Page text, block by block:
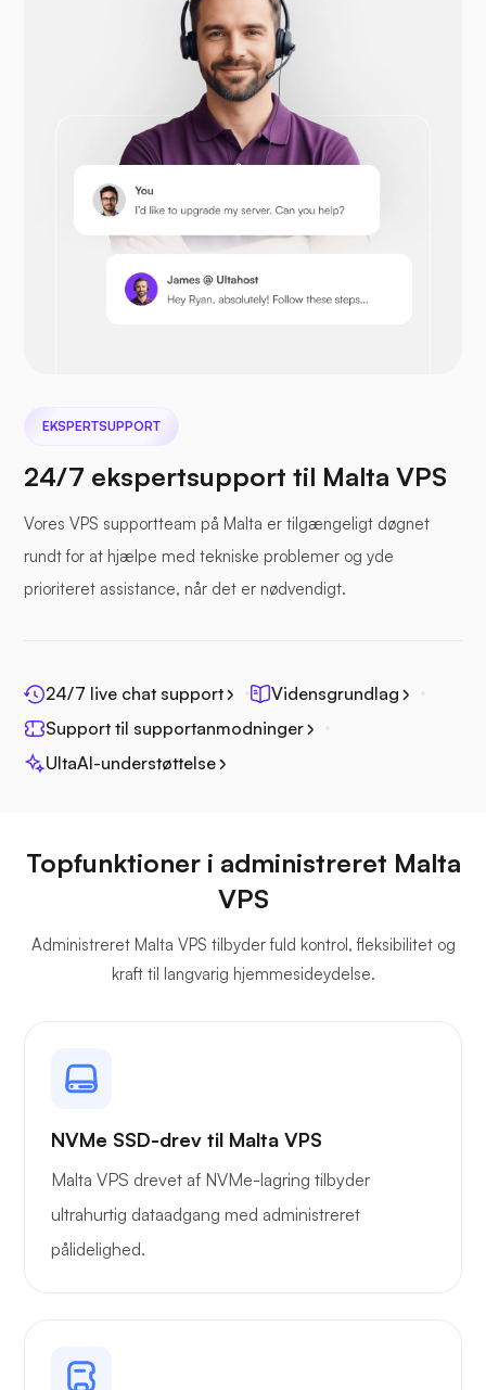
Opencart
Prestashop
Nextcloud
Havfil
Fotoprisme
Owncast
EKSPERTSUPPORT
24/7 ekspertsupport til Malta VPS
Vores VPS supportteam på Malta er tilgængeligt døgnet
rundt for at hjælpe med tekniske problemer og yde
prioriteret assistance, når det er nødvendigt.
24/7 live chat support
Vidensgrundlag
Support til supportanmodninger
UltaAI-understøttelse
Topfunktioner i administreret Malta
VPS
Administreret Malta VPS tilbyder fuld kontrol, fleksibilitet og
kraft til langvarig hjemmesideydelse.
NVMe SSD-drev til Malta VPS
Malta VPS drevet af NVMe-lagring tilbyder
ultrahurtig dataadgang med administreret
pålidelighed.